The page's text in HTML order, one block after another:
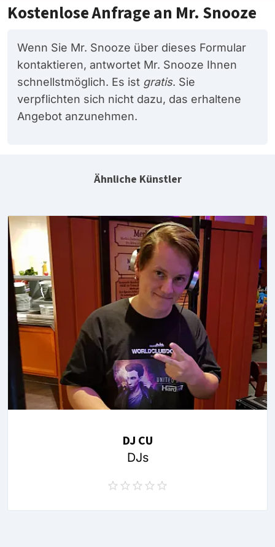
Kostenlose Anfrage an Mr. Snooze
Wenn Sie Mr. Snooze über dieses Formular
kontaktieren, antwortet Mr. Snooze Ihnen
schnellstmöglich. Es ist gratis. Sie
verpflichten sich nicht dazu, das erhaltene
Angebot anzunehmen.
Ähnliche Künstler
DJ CU
DJs